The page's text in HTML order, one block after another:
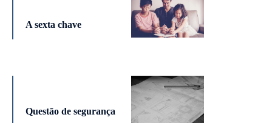
A sexta chave
Questão de segurança